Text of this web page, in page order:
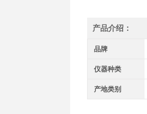
产品介绍：
品牌
仪器种类
产地类别